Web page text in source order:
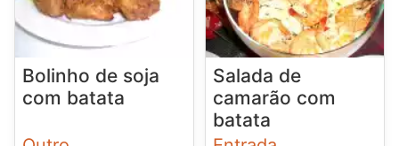
Bolinho de soja
com batata
Salada de
camarão com
batata